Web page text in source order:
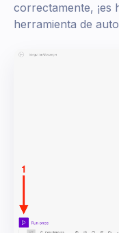
correctamente,
herramienta de